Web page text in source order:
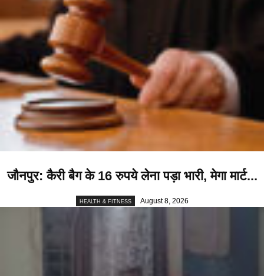
जौनपुर: कैरी बैग के 16 रुपये लेना पड़ा भारी, मेगा मार्ट...
HEALTH & FITNESS August 8, 2026